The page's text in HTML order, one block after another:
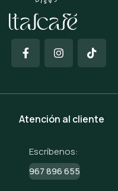
Atención al cliente
Escríbenos:
967 896 655